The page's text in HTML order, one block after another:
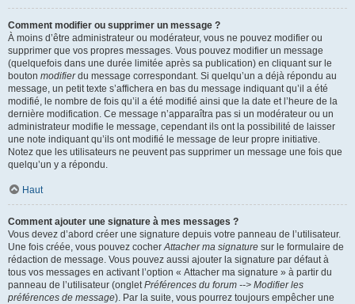
Comment modifier ou supprimer un message ?
À moins d’être administrateur ou modérateur, vous ne pouvez modifier ou
supprimer que vos propres messages. Vous pouvez modifier un message
(quelquefois dans une durée limitée après sa publication) en cliquant sur le
bouton modifierdu message correspondant. Si quelqu’un a déjà répondu au
message, un petit texte s’affichera en bas du message indiquant qu’il a été
modifié, le nombre de fois qu’il a été modifié ainsi que la date et l’heure de la
dernière modification. Ce message n’apparaîtra pas si un modérateur ou un
administrateur modifie le message, cependant ils ont la possibilité de laisser
une note indiquant qu’ils ont modifié le message de leur propre initiative.
Notez que les utilisateurs ne peuvent pas supprimer un message une fois que
quelqu’un y a répondu.
Haut
Comment ajouter une signature à mes messages ?
Vous devez d’abord créer une signature depuis votre panneau de l’utilisateur.
Une fois créée, vous pouvez cocherAttacher ma signature sur le formulaire de
rédaction de message. Vous pouvez aussi ajouter la signature par défaut à
tous vos messages en activant l’option « Attacher ma signature » à partir du
panneau de l’utilisateur (ongletPréférences du forum --> Modifier les
préférences de message). Par la suite, vous pourrez toujours empêcher une